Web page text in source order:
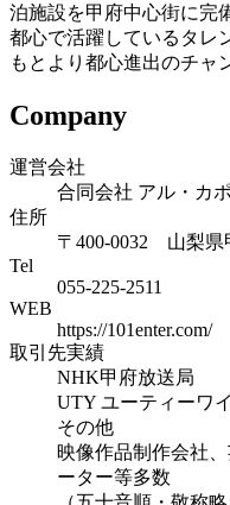
泊施設を甲府中心街に完
都心で活躍しているタレ
もとより都心進出のチャ
Company
運営会社
合同会社 アル・カ
住所
〒400-0032 山梨県
Tel
055-225-2511
WEB
https://101enter.com/
取引先実績
NHK甲府放送局
UTY ユーティーワ
その他
映像作品制作会社
ーター等多数